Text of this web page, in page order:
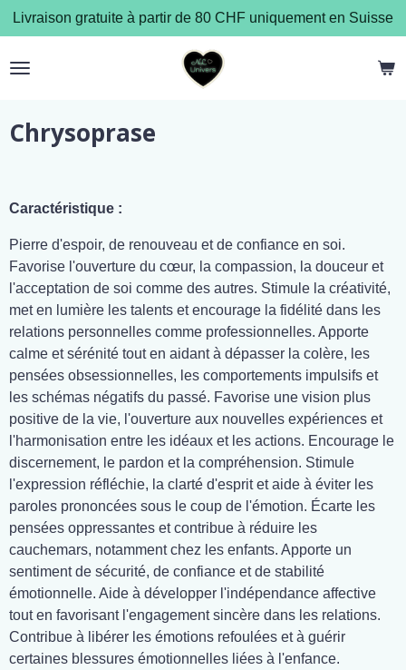
Passer
au
contenu
Livraison gratuite à partir de 80 CHF uniquement en Suisse
Chrysoprase
Caractéristique :
Pierre d'espoir, de renouveau et de confiance en soi.
Favorise l'ouverture du cœur, la compassion, la douceur et
l'acceptation de soi comme des autres. Stimule la créativité,
met en lumière les talents et encourage la fidélité dans les
relations personnelles comme professionnelles. Apporte
calme et sérénité tout en aidant à dépasser la colère, les
pensées obsessionnelles, les comportements impulsifs et
les schémas négatifs du passé. Favorise une vision plus
positive de la vie, l'ouverture aux nouvelles expériences et
l'harmonisation entre les idéaux et les actions. Encourage le
discernement, le pardon et la compréhension. Stimule
l'expression réfléchie, la clarté d'esprit et aide à éviter les
paroles prononcées sous le coup de l'émotion. Écarte les
pensées oppressantes et contribue à réduire les
cauchemars, notamment chez les enfants. Apporte un
sentiment de sécurité, de confiance et de stabilité
émotionnelle. Aide à développer l'indépendance affective
tout en favorisant l'engagement sincère dans les relations.
Contribue à libérer les émotions refoulées et à guérir
certaines blessures émotionnelles liées à l'enfance.